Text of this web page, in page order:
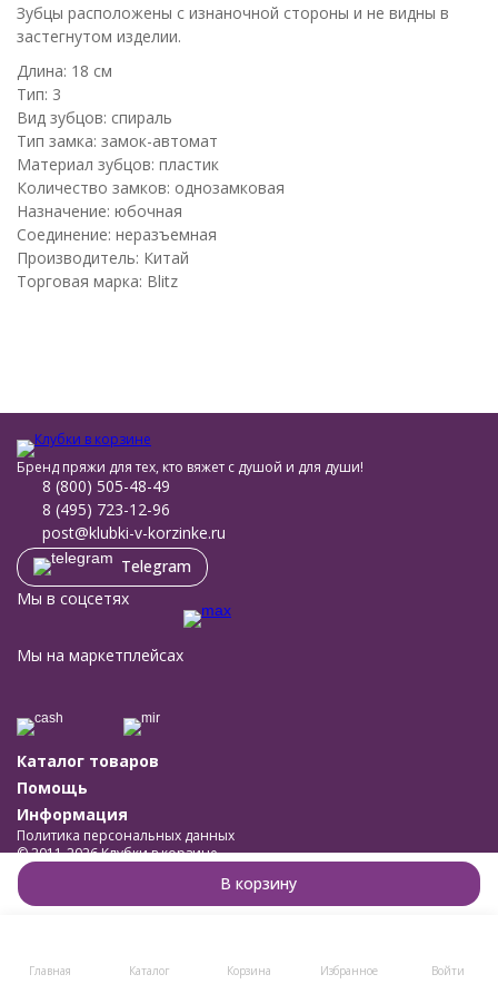
В корзину
Зубцы расположены с изнаночной стороны и не видны в
застегнутом изделии.
Длина: 18 см
Тип: 3
Вид зубцов: спираль
Тип замка: замок-автомат
Материал зубцов: пластик
Количество замков: однозамковая
Назначение: юбочная
Соединение: неразъемная
Производитель: Китай
Торговая марка: Blitz
Главная Каталог Корзина Избранное Войти
Бренд пряжи для тех, кто вяжет с душой и для души!
8 (800) 505-48-49
8 (495) 723-12-96
post@klubki-v-korzinke.ru
Telegram
Мы в соцсетях
Мы на маркетплейсах
Каталог товаров
Помощь
Информация
Политика персональных данных
© 2011-2026 Клубки в корзине
Разработано в